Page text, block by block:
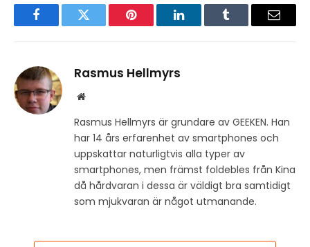
FacebookTwitter Pinterest LinkedInTumblr Email
Rasmus Hellmyrs
Website
Rasmus Hellmyrs är grundare av GEEKEN. Han
har 14 års erfarenhet av smartphones och
uppskattar naturligtvis alla typer av
smartphones, men främst foldebles från Kina
då hårdvaran i dessa är väldigt bra samtidigt
som mjukvaran är något utmanande.